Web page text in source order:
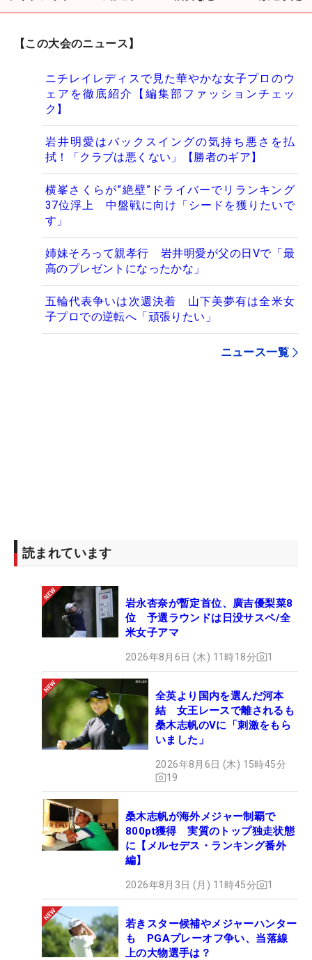
【この大会のニュース】
ニチレイレディスで見た華やかな女子プロのウ
ェアを徹底紹介【編集部ファッションチェッ
ク】
岩井明愛はバックスイングの気持ち悪さを払
拭！「クラブは悪くない」【勝者のギア】
横峯さくらが”絶壁”ドライバーでリランキング
37位浮上 中盤戦に向け「シードを獲りたいで
す」
姉妹そろって親孝行 岩井明愛が父の日Vで「最
高のプレゼントになったかな」
五輪代表争いは次週決着 山下美夢有は全米女
子プロでの逆転へ「頑張りたい」
ニュース一覧
読まれています
岩永杏奈が暫定首位、廣吉優梨菜8
位 予選ラウンドは日没サスペ/全
米女子アマ
2026年8月6日 (木) 11時18分 1
全英より国内を選んだ河本
結 女王レースで離されるも
桑木志帆のVに「刺激をもら
いました」
2026年8月6日 (木) 15時45分
19
桑木志帆が海外メジャー制覇で
800pt獲得 実質のトップ独走状態
に【メルセデス・ランキング番外
編】
2026年8月3日 (月) 11時45分 1
若きスター候補やメジャーハンター
も PGAプレーオフ争い、当落線
上の大物選手は？